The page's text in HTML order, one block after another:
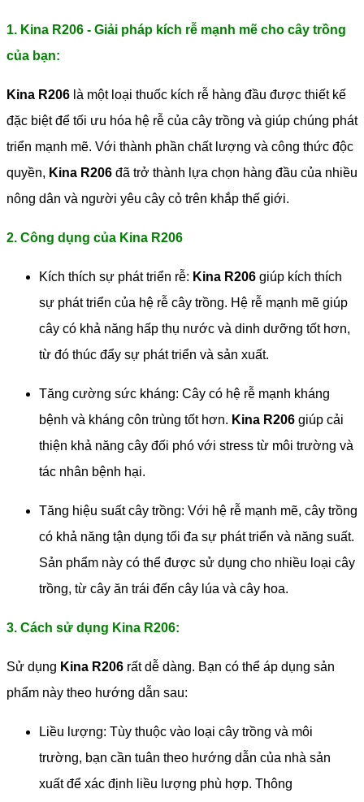
1. Kina R206 - Giải pháp kích rễ mạnh mẽ cho cây trồng
của bạn:
Kina R206 là một loại thuốc kích rễ hàng đầu được thiết kế
đặc biệt để tối ưu hóa hệ rễ của cây trồng và giúp chúng phát
triển mạnh mẽ. Với thành phần chất lượng và công thức độc
quyền, Kina R206 đã trở thành lựa chọn hàng đầu của nhiều
nông dân và người yêu cây cỏ trên khắp thế giới.
2. Công dụng của Kina R206
Kích thích sự phát triển rễ: Kina R206 giúp kích thích
sự phát triển của hệ rễ cây trồng. Hệ rễ mạnh mẽ giúp
cây có khả năng hấp thụ nước và dinh dưỡng tốt hơn,
từ đó thúc đẩy sự phát triển và sản xuất.
Tăng cường sức kháng: Cây có hệ rễ mạnh kháng
bệnh và kháng côn trùng tốt hơn. Kina R206 giúp cải
thiện khả năng cây đối phó với stress từ môi trường và
tác nhân bệnh hại.
Tăng hiệu suất cây trồng: Với hệ rễ mạnh mẽ, cây trồng
có khả năng tận dụng tối đa sự phát triển và năng suất.
Sản phẩm này có thể được sử dụng cho nhiều loại cây
trồng, từ cây ăn trái đến cây lúa và cây hoa.
3. Cách sử dụng Kina R206:
Sử dụng Kina R206 rất dễ dàng. Bạn có thể áp dụng sản
phẩm này theo hướng dẫn sau:
Liều lượng: Tùy thuộc vào loại cây trồng và môi
trường, bạn cần tuân theo hướng dẫn của nhà sản
xuất để xác định liều lượng phù hợp. Thông